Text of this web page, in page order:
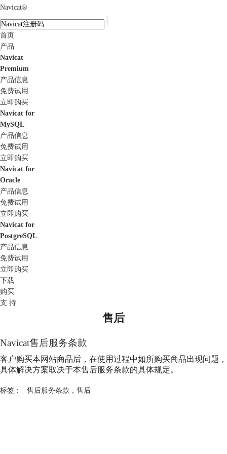
Navicat®
首页
产品
Navicat
Premium
产品信息
免费试用
立即购买
Navicat for
MySQL
产品信息
免费试用
立即购买
Navicat for
Oracle
产品信息
免费试用
立即购买
Navicat for
PostgreSQL
产品信息
免费试用
立即购买
下载
购买
支 持
售后
Navicat售后服务条款
客户购买本网站商品后，在使用过程中如所购买商品出现问题，
具体解决方案取决于本售后服务条款的具体规定。
标签： 售后服务条款 ， 售后